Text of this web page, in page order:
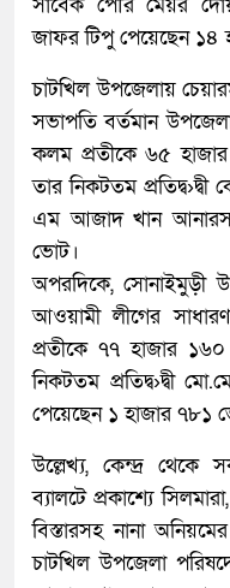
সাবেক পৌর মেয়র
জাফর টিপু পেয়েছেন ১৪
চাটখিল উপজেলায়
সভাপতি বর্তমান
কলম প্রতীকে ৬৫
তার নিকটতম প্রতিদ্ব›দ্বী
এম আজাদ খান আনারস
ভোট।
অপরদিকে, সোনাইমুড়ী
আওয়ামী লীগের
প্রতীকে ৭৭ হাজার
নিকটতম প্রতিদ্ব›দ্বী
পেয়েছেন ১ হাজার ৭৮১
উল্লেখ্য, কেন্দ্র
ব্যালটে প্রকাশ্যে
বিস্তারসহ নানা
চাটখিল উপজেলা